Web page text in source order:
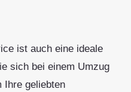
ist auch eine ideale
sich bei einem Umzug
Ihre geliebten